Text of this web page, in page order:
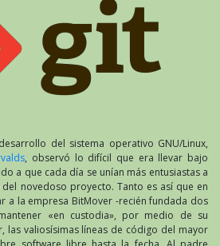
del sistema operativo GNU/Linux,
, observó lo difícil que era llevar bajo
a que cada día se unían más entusiastas a
novedoso proyecto. Tanto es así que en
a la empresa BitMover -recién fundada dos
«en custodia», por medio de su
las valiosísimas líneas de código del mayor